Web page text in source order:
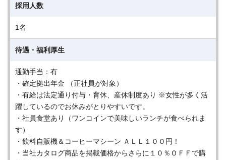
採用人数
1名
待遇・福利厚生
通勤手当：有
・確定拠出年金 （正社員が対象）
・有給は法定通り付与・育休、産休制度あり ※女性が多く活
躍しているのでお休みがとりやすいです。
・社員食堂あり（ワンコインで美味しいランチが食べられま
す）
・飲料自販機＆コーヒーマシーン ＡＬＬ１００円！
・当社カタログ商品を掲載価格からさらに１０％ＯＦＦで購